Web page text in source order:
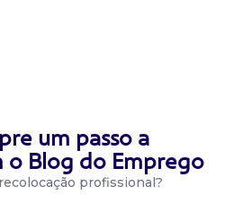
um passo a
o Blog do Emprego
profissional?